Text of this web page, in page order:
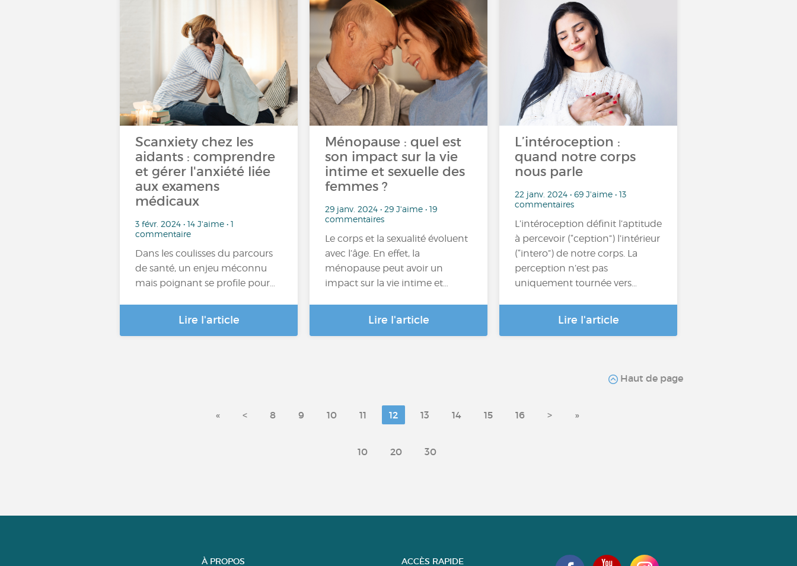
Scanxiety chez les
aidants : comprendre
et gérer l'anxiété liée
aux examens
médicaux
3 févr. 2024 • 14 J'aime • 1
commentaire
Dans les coulisses du parcours
de santé, un enjeu méconnu
mais poignant se profile pour…
Lire l'article
Ménopause : quel est
son impact sur la vie
intime et sexuelle des
femmes ?
29 janv. 2024 • 29 J'aime • 19
commentaires
Le corps et la sexualité évoluent
avec l’âge. En effet, la
ménopause peut avoir un
impact sur la vie intime et…
Lire l'article
L’intéroception :
quand notre corps
nous parle
22 janv. 2024 • 69 J'aime • 13
commentaires
L’intéroception définit l’aptitude
à percevoir (“ception”) l’intérieur
(“intero”) de notre corps. La
perception n’est pas
uniquement tournée vers…
Lire l'article
Haut de page
« < 8 9 10 11 12 13 14 15 16 > »
10 20 30
À PROPOS ACCÈS RAPIDE